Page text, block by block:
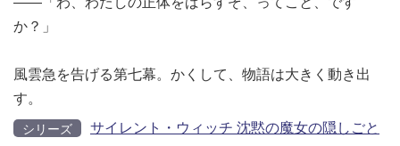
か？」
風雲急を告げる第七幕。かくして、物語は大きく動き出
す。
シリーズ サイレント・ウィッチ 沈黙の魔女の隠しごと